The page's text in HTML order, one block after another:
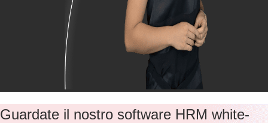
Guardate il nostro software HRM white-